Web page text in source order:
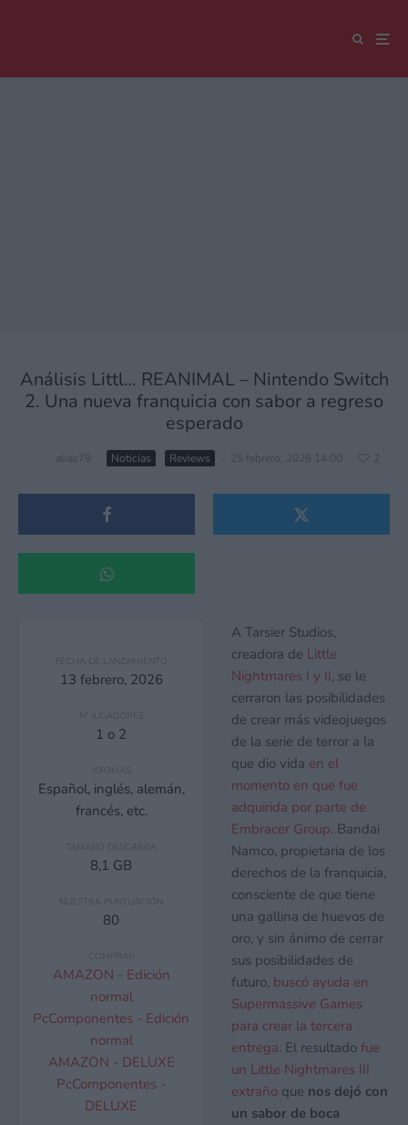
Análisis Littl… REANIMAL – Nintendo Switch
2. Una nueva franquicia con sabor a regreso
esperado
alias79 Noticias Reviews 25 febrero, 2026 14:00 2
FECHA DE LANZAMIENTO
13 febrero, 2026
1 o 2
IDIOMAS
Español, inglés, alemán,
francés, etc.
TAMAÑO DESCARGA
8,1 GB
80
COMPRAR
AMAZON - Edición
normal
PcComponentes - Edición
normal
AMAZON - DELUXE
PcComponentes -
DELUXE
A Tarsier Studios,
creadora de Little
Nightmares I y II, se le
cerraron las posibilidades
de crear más videojuegos
de la serie de terror a la
que dio vida en el
momento en que fue
adquirida por parte de
Embracer Group. Bandai
Namco, propietaria de los
derechos de la franquicia,
consciente de que tiene
una gallina de huevos de
oro, y sin ánimo de cerrar
sus posibilidades de
futuro, buscó ayuda en
Supermassive Games
para crear la tercera
entrega. El resultado fue
un Little Nightmares III
extraño que nos dejó con
un sabor de boca